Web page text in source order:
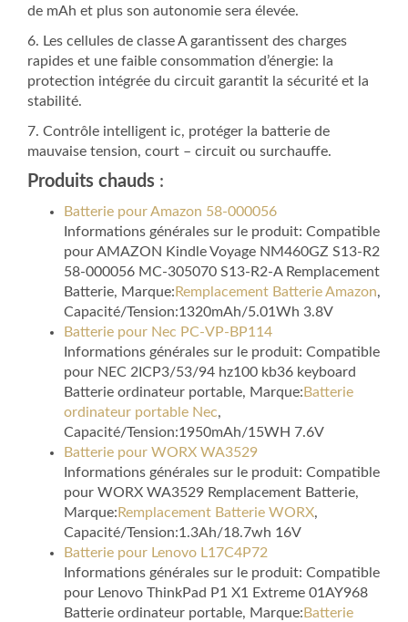
de mAh et plus son autonomie sera élevée.
6. Les cellules de classe A garantissent des charges
rapides et une faible consommation d’énergie: la
protection intégrée du circuit garantit la sécurité et la
stabilité.
7. Contrôle intelligent ic, protéger la batterie de
mauvaise tension, court – circuit ou surchauffe.
Produits chauds :
Batterie pour Amazon 58-000056
Informations générales sur le produit: Compatible
pour AMAZON Kindle Voyage NM460GZ S13-R2
58-000056 MC-305070 S13-R2-A Remplacement
Batterie, Marque: Remplacement Batterie Amazon,
Capacité/Tension:1320mAh/5.01Wh 3.8V
Batterie pour Nec PC-VP-BP114
Informations générales sur le produit: Compatible
pour NEC 2ICP3/53/94 hz100 kb36 keyboard
Batterie ordinateur portable, Marque: Batterie
ordinateur portable Nec,
Capacité/Tension:1950mAh/15WH 7.6V
Batterie pour WORX WA3529
Informations générales sur le produit: Compatible
pour WORX WA3529 Remplacement Batterie,
Marque: Remplacement Batterie WORX,
Capacité/Tension:1.3Ah/18.7wh 16V
Batterie pour Lenovo L17C4P72
Informations générales sur le produit: Compatible
pour Lenovo ThinkPad P1 X1 Extreme 01AY968
Batterie ordinateur portable, Marque: Batterie